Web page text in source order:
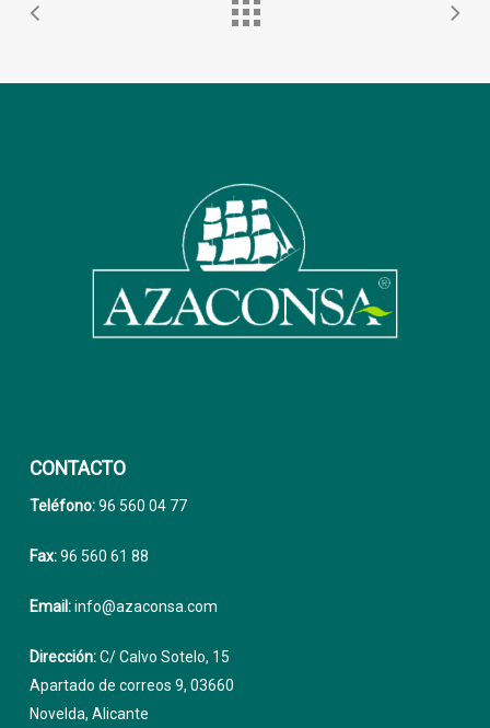
CONTACTO
Teléfono:96 560 04 77
Fax:96 560 61 88
Email:info@azaconsa.com
Dirección:C/ Calvo Sotelo, 15
Apartado de correos 9, 03660
Novelda, Alicante